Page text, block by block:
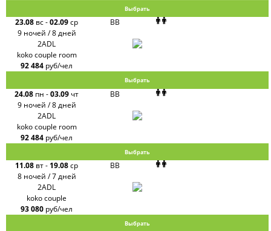
Выбрать
23.08 вс-02.09ср
9 ночей / 8 дней
BB
2ADL
koko couple room
92 484 руб/чел
Выбрать
24.08 пн -03.09 чт
9 ночей / 8 дней
BB
2ADL
koko couple room
92 484 руб/чел
Выбрать
11.08 вт- 19.08ср
8 ночей / 7 дней
BB
2ADL
koko couple
93 080 руб/чел
Выбрать